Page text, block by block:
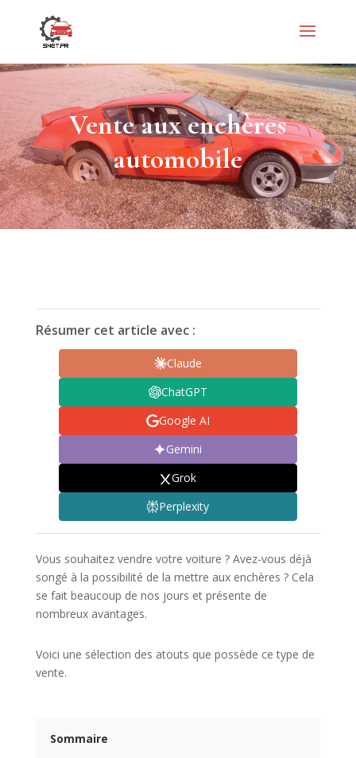
Vente aux enchères
automobile
Résumer cet article avec :
Claude
ChatGPT
Google AI
Gemini
Grok
Perplexity
Vous souhaitez vendre votre voiture ? Avez-vous déjà
songé à la possibilité de la mettre aux enchères ? Cela
se fait beaucoup de nos jours et présente de
nombreux avantages.
Voici une sélection des atouts que possède ce type de
vente.
Sommaire